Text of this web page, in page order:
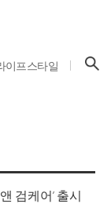
이프스타일
검케어’ 출시